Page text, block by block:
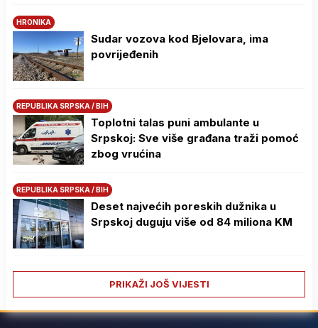
HRONIKA
Sudar vozova kod Bjelovara, ima
povrijeđenih
REPUBLIKA SRPSKA / BIH
Toplotni talas puni ambulante u
Srpskoj: Sve više građana traži pomoć
zbog vrućina
REPUBLIKA SRPSKA / BIH
Deset najvećih poreskih dužnika u
Srpskoj duguju više od 84 miliona KM
PRIKAŽI JOŠ VIJESTI